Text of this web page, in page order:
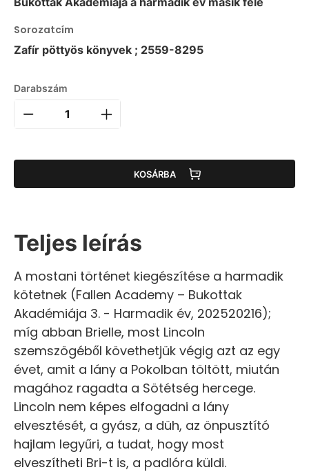
Sorozatcím
Zafír pöttyös könyvek ; 2559-8295
Darabszám
KOSÁRBA
Teljes leírás
A mostani történet kiegészítése a harmadik
kötetnek (Fallen Academy – Bukottak
Akadémiája 3. - Harmadik év, 202520216);
míg abban Brielle, most Lincoln
szemszögéből követhetjük végig azt az egy
évet, amit a lány a Pokolban töltött, miután
magához ragadta a Sötétség hercege.
Lincoln nem képes elfogadni a lány
elvesztését, a gyász, a düh, az önpusztító
hajlam legyűri, a tudat, hogy most
elveszítheti Bri-t is, a padlóra küldi.